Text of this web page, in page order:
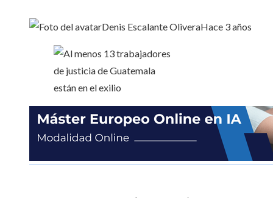
Denis Escalante OliveraHace 3 años